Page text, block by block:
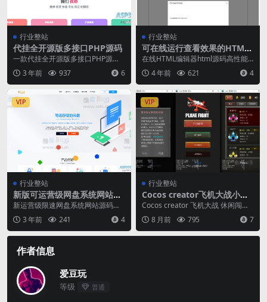
行业整站
代挂全开源版多接口PHP源码
一款代挂全开源版多接口PHP源
码，本程序运行环境PHP5.6 95dg/
conf...3 年前 937 6
行业整站
可在线运行查看效果的HTML
在线编辑器
在线HTML编辑器html源码高性能
代码编辑框，最高支持400万行代
码编辑， 支...
4 年前 621 4
VIP
行业整站
新版可运营级网盘系统网站源
码 支持转存和限速
新运营级限速网盘系统网站源码是
一款非常实用的系统，可以帮助您
打造一个安全可靠的网...
3 年前 241 4
VIP
行业整站
Cocos creator飞机大战小游
戏源码支持流量主可编译各大
平台
Cocos creator 飞机大战 休闲闯关
类小游戏源码，完整游戏源码 现
在...8 月前 795 7
作者信息
爱豆玩
等级 普通